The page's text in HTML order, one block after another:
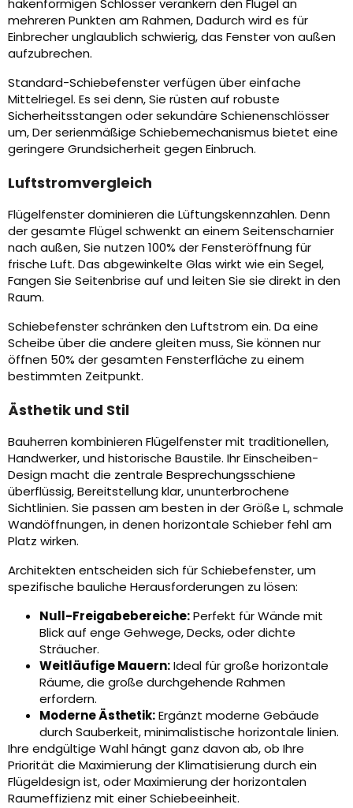
hakenförmigen Schlösser verankern den Flügel an
mehreren Punkten am Rahmen, Dadurch wird es für
Einbrecher unglaublich schwierig, das Fenster von außen
aufzubrechen.
Standard-Schiebefenster verfügen über einfache
Mittelriegel. Es sei denn, Sie rüsten auf robuste
Sicherheitsstangen oder sekundäre Schienenschlösser
um, Der serienmäßige Schiebemechanismus bietet eine
geringere Grundsicherheit gegen Einbruch.
Luftstromvergleich
Flügelfenster dominieren die Lüftungskennzahlen. Denn
der gesamte Flügel schwenkt an einem Seitenscharnier
nach außen, Sie nutzen 100% der Fensteröffnung für
frische Luft. Das abgewinkelte Glas wirkt wie ein Segel,
Fangen Sie Seitenbrise auf und leiten Sie sie direkt in den
Raum.
Schiebefenster schränken den Luftstrom ein. Da eine
Scheibe über die andere gleiten muss, Sie können nur
öffnen 50% der gesamten Fensterfläche zu einem
bestimmten Zeitpunkt.
Ästhetik und Stil
Bauherren kombinieren Flügelfenster mit traditionellen,
Handwerker, und historische Baustile. Ihr Einscheiben-
Design macht die zentrale Besprechungsschiene
überflüssig, Bereitstellung klar, ununterbrochene
Sichtlinien. Sie passen am besten in der Größe L, schmale
Wandöffnungen, in denen horizontale Schieber fehl am
Platz wirken.
Architekten entscheiden sich für Schiebefenster, um
spezifische bauliche Herausforderungen zu lösen:
Null-Freigabebereiche:Perfekt für Wände mit
Blick auf enge Gehwege, Decks, oder dichte
Sträucher.
Weitläufige Mauern:Ideal für große horizontale
Räume, die große durchgehende Rahmen
erfordern.
Moderne Ästhetik:Ergänzt moderne Gebäude
durch Sauberkeit, minimalistische horizontale linien.
Ihre endgültige Wahl hängt ganz davon ab, ob Ihre
Priorität die Maximierung der Klimatisierung durch ein
Flügeldesign ist, oder Maximierung der horizontalen
Raumeffizienz mit einer Schiebeeinheit.